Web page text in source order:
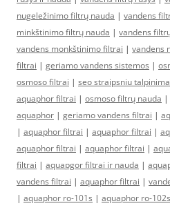
nugeležinimo filtrų nauda | vandens
minkštinimo filtrų nauda | vandens
vandens monkštinimo filtrai | vandens
filtrai | geriamo vandens sistemos |
osmoso filtrai | seo straipsniu
aquaphor filtrai | osmoso filtrų nauda |
aquaphor | geriamo vandens filtrai |
| aquaphor filtrai | aquaphor filtrai |
aquaphor filtrai | aquaphor filtrai |
filtrai | aquapgor filtrai ir nauda |
vandens filtrai | aquaphor filtrai |
| aquaphor ro-101s | aquaphor ro-102s